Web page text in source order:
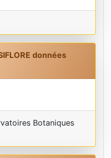
données
Botaniques